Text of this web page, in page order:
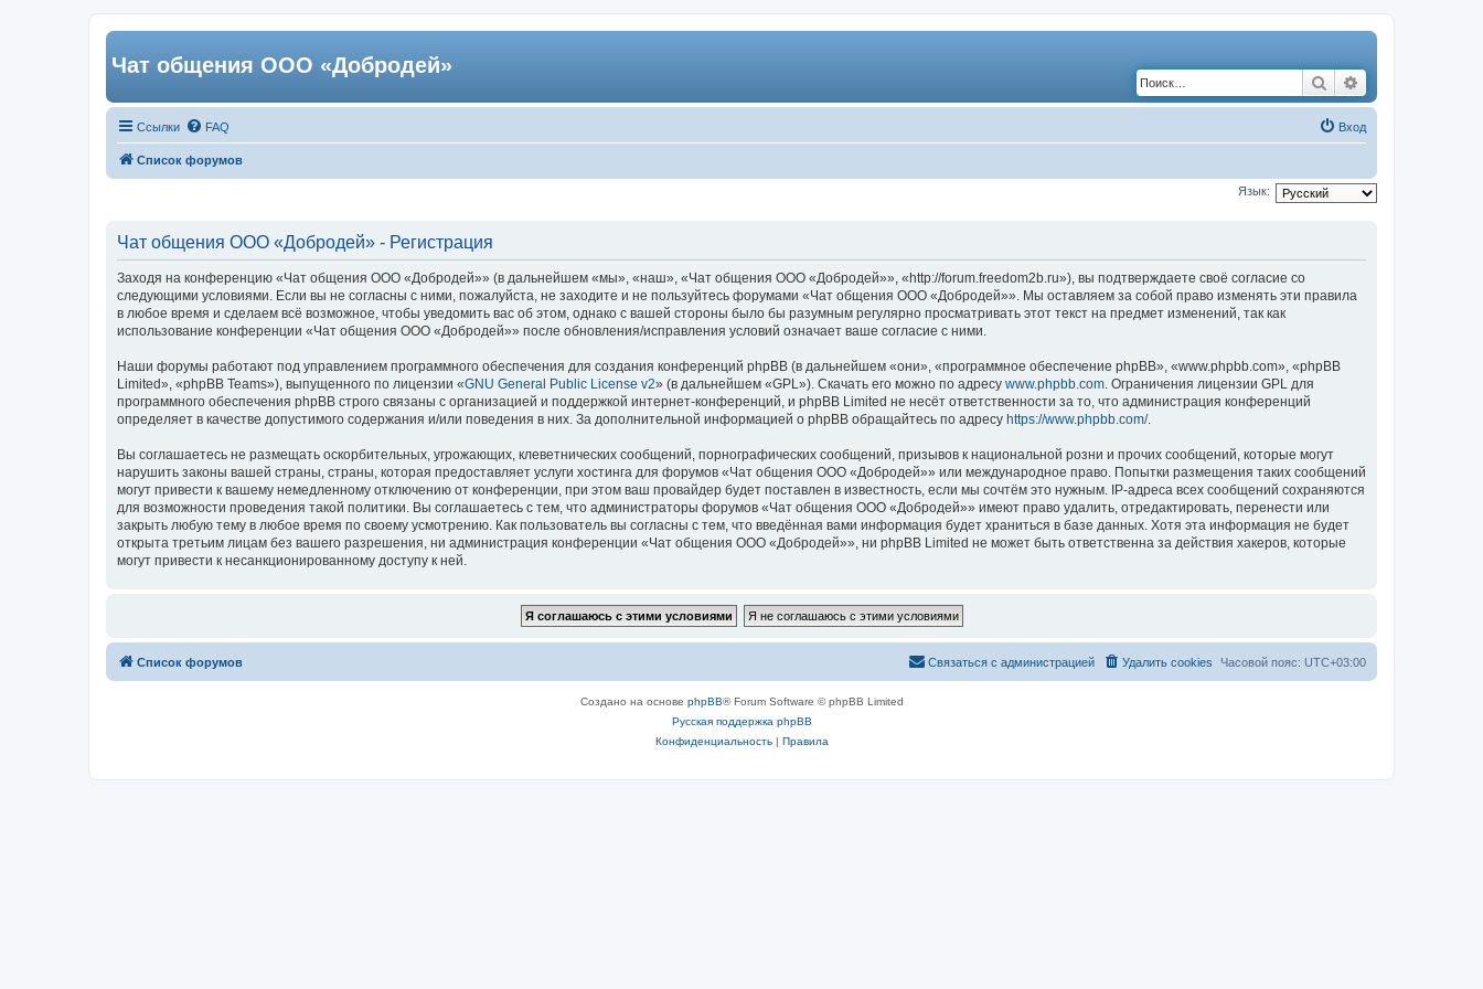
Чат общения ООО «Добродей»
Поиск
Ссылки FAQ Вход
Список форумов
Язык:
Чат общения ООО «Добродей» - Регистрация
Заходя на конференцию «Чат общения ООО «Добродей»» (в дальнейшем «мы», «наш», «Чат общения ООО «Добродей»», «http://forum.freedom2b.ru»), вы подтверждаете своё согласие со
следующими условиями. Если вы не согласны с ними, пожалуйста, не заходите и не пользуйтесь форумами «Чат общения ООО «Добродей»». Мы оставляем за собой право изменять эти правила
в любое время и сделаем всё возможное, чтобы уведомить вас об этом, однако с вашей стороны было бы разумным регулярно просматривать этот текст на предмет изменений, так как
использование конференции «Чат общения ООО «Добродей»» после обновления/исправления условий означает ваше согласие с ними.
Наши форумы работают под управлением программного обеспечения для создания конференций phpBB (в дальнейшем «они», «программное обеспечение phpBB», «www.phpbb.com», «phpBB
Limited», «phpBB Teams»), выпущенного по лицензии «GNU General Public License v2» (в дальнейшем «GPL»). Скачать его можно по адресу www.phpbb.com. Ограничения лицензии GPL для
программного обеспечения phpBB строго связаны с организацией и поддержкой интернет-конференций, и phpBB Limited не несёт ответственности за то, что администрация конференций
определяет в качестве допустимого содержания и/или поведения в них. За дополнительной информацией о phpBB обращайтесь по адресу https://www.phpbb.com/.
Вы соглашаетесь не размещать оскорбительных, угрожающих, клеветнических сообщений, порнографических сообщений, призывов к национальной розни и прочих сообщений, которые могут
нарушить законы вашей страны, страны, которая предоставляет услуги хостинга для форумов «Чат общения ООО «Добродей»» или международное право. Попытки размещения таких сообщений
могут привести к вашему немедленному отключению от конференции, при этом ваш провайдер будет поставлен в известность, если мы сочтём это нужным. IP-адреса всех сообщений сохраняются
для возможности проведения такой политики. Вы соглашаетесь с тем, что администраторы форумов «Чат общения ООО «Добродей»» имеют право удалить, отредактировать, перенести или
закрыть любую тему в любое время по своему усмотрению. Как пользователь вы согласны с тем, что введённая вами информация будет храниться в базе данных. Хотя эта информация не будет
открыта третьим лицам без вашего разрешения, ни администрация конференции «Чат общения ООО «Добродей»», ни phpBB Limited не может быть ответственна за действия хакеров, которые
могут привести к несанкционированному доступу к ней.
Список форумов Часовой пояс: UTC+03:00
Удалить cookies
Связаться с администрацией
Создано на основе phpBB® Forum Software © phpBB Limited
Русская поддержка phpBB
Конфиденциальность| Правила